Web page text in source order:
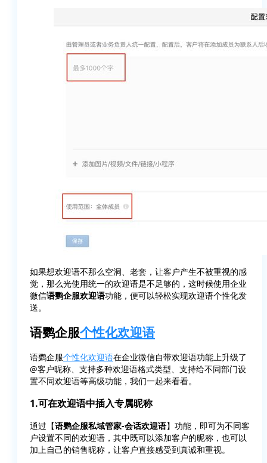
如果想欢迎语不那么空洞、老套，让客户产生不被重视的感
觉，那么光使用统一的欢迎语是不足够的，这时候使用企业
微信语鹦企服欢迎语功能，便可以轻松实现欢迎语个性化发
送。
语鹦企服个性化欢迎语
语鹦企服个性化欢迎语在企业微信自带欢迎语功能上升级了
@客户昵称、支持多种欢迎语格式类型、支持给不同部门设
置不同欢迎语等高级功能，我们一起来看看。
1.可在欢迎语中插入专属昵称
通过【语鹦企服私域管家-会话欢迎语】功能，即可为不同客
户设置不同的欢迎语，其中既可以添加客户的昵称，也可以
加上自己的销售昵称，让客户直接感受到真诚和重视。